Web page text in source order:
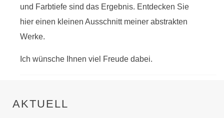
und Farbtiefe sind das Ergebnis. Entdecken Sie
hier einen kleinen Ausschnitt meiner abstrakten
Werke.
Ich wünsche Ihnen viel Freude dabei.
AKTUELL